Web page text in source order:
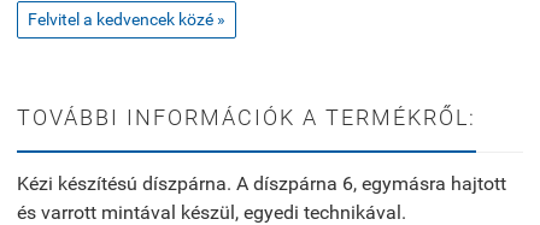
Felvitel a kedvencek közé »
TOVÁBBI INFORMÁCIÓK A TERMÉKRŐL:
Kézi készítésú díszpárna. A díszpárna 6, egymásra hajtott
és varrott mintával készül, egyedi technikával.